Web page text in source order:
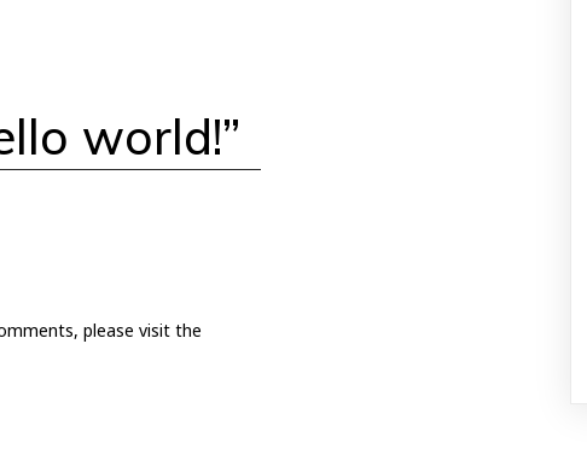
world!”
please visit the